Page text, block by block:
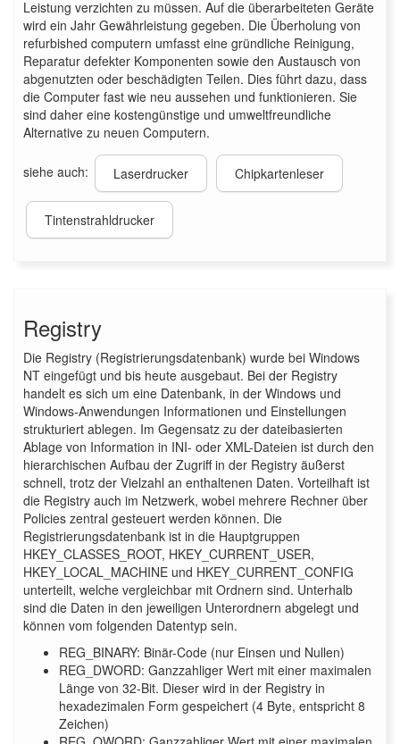
Leistung verzichten zu müssen. Auf die überarbeiteten Geräte
wird ein Jahr Gewährleistung gegeben. Die Überholung von
refurbished computern umfasst eine gründliche Reinigung,
Reparatur defekter Komponenten sowie den Austausch von
abgenutzten oder beschädigten Teilen. Dies führt dazu, dass
die Computer fast wie neu aussehen und funktionieren. Sie
sind daher eine kostengünstige und umweltfreundliche
Alternative zu neuen Computern.
siehe auch: Laserdrucker Chipkartenleser
Tintenstrahldrucker
Registry
Die Registry (Registrierungsdatenbank) wurde bei Windows
NT eingefügt und bis heute ausgebaut. Bei der Registry
handelt es sich um eine Datenbank, in der Windows und
Windows-Anwendungen Informationen und Einstellungen
strukturiert ablegen. Im Gegensatz zu der dateibasierten
Ablage von Information in INI- oder XML-Dateien ist durch den
hierarchischen Aufbau der Zugriff in der Registry äußerst
schnell, trotz der Vielzahl an enthaltenen Daten. Vorteilhaft ist
die Registry auch im Netzwerk, wobei mehrere Rechner über
Policies zentral gesteuert werden können. Die
Registrierungsdatenbank ist in die Hauptgruppen
HKEY_CLASSES_ROOT, HKEY_CURRENT_USER,
HKEY_LOCAL_MACHINE und HKEY_CURRENT_CONFIG
unterteilt, welche vergleichbar mit Ordnern sind. Unterhalb
sind die Daten in den jeweiligen Unterordnern abgelegt und
können vom folgenden Datentyp sein.
REG_BINARY: Binär-Code (nur Einsen und Nullen)
REG_DWORD: Ganzzahliger Wert mit einer maximalen
Länge von 32-Bit. Dieser wird in der Registry in
hexadezimalen Form gespeichert (4 Byte, entspricht 8
Zeichen)